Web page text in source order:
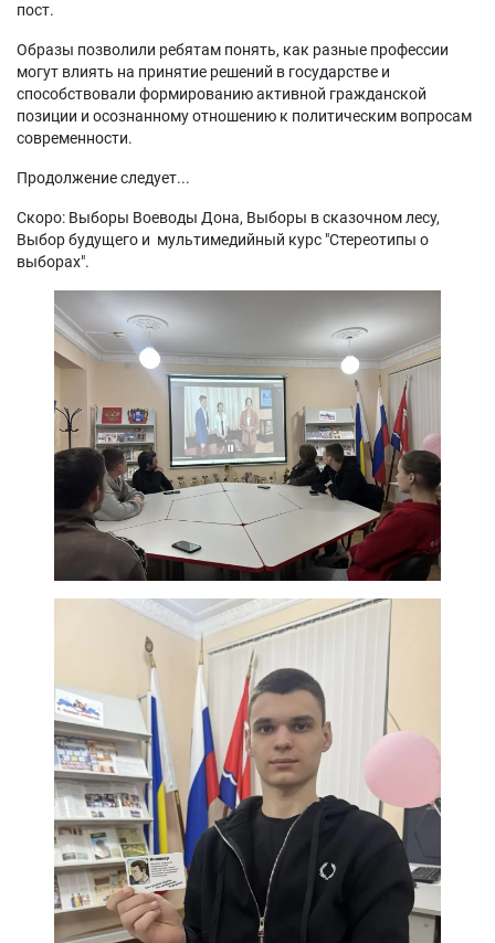
пост.
Образы позволили ребятам понять, как разные профессии
могут влиять на принятие решений в государстве и
способствовали формированию активной гражданской
позиции и осознанному отношению к политическим вопросам
современности.
Продолжение следует...
Скоро: Выборы Воеводы Дона, Выборы в сказочном лесу,
Выбор будущего и мультимедийный курс "Стереотипы о
выборах".